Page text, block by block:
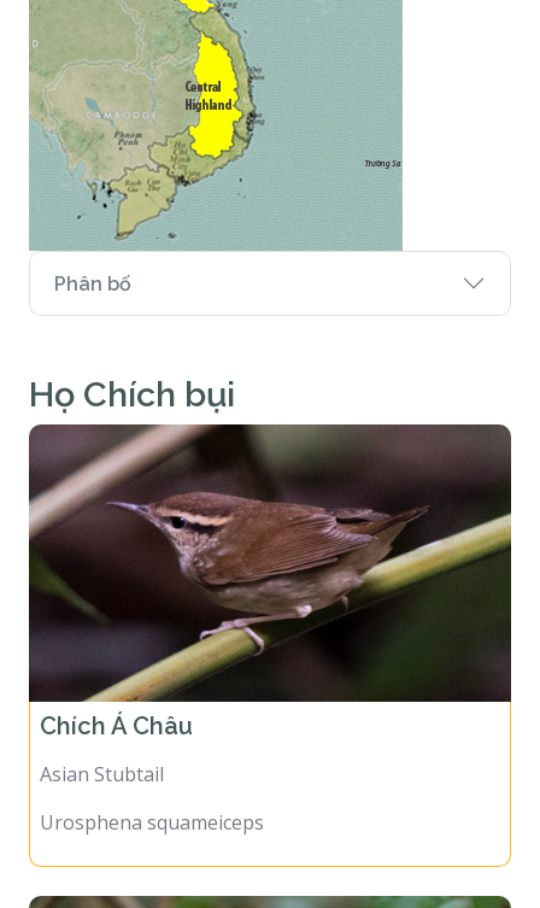
Phân bố
Họ Chích bụi
Chích Á Châu
Asian Stubtail
Urosphena squameiceps